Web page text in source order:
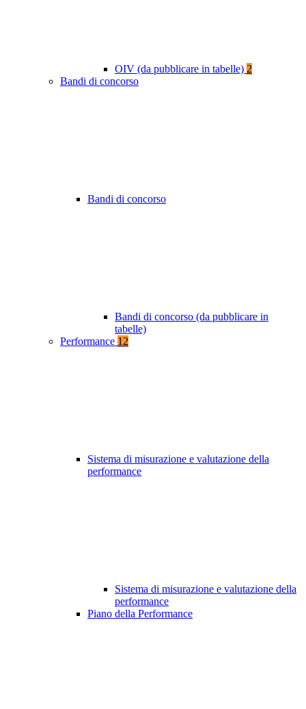
OIV (da pubblicare in tabelle) 2
Bandi di concorso
Bandi di concorso
Bandi di concorso (da pubblicare in
tabelle)
Performance 12
Sistema di misurazione e valutazione della
performance
Sistema di misurazione e valutazione della
performance
Piano della Performance